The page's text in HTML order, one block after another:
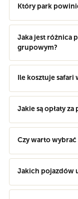
Który park
Jaka jest różnica
grupowym?
Ile kosztuje safari
Jakie są opłaty
Czy warto wybrać
Jakich pojazdów